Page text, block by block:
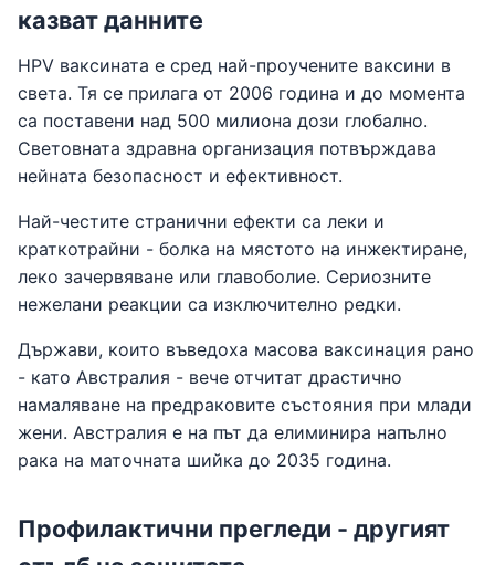
казват данните
HPV ваксината е сред най-проучените ваксини в
света. Тя се прилага от 2006 година и до момента
са поставени над 500 милиона дози глобално.
Световната здравна организация потвърждава
нейната безопасност и ефективност.
Най-честите странични ефекти са леки и
краткотрайни - болка на мястото на инжектиране,
леко зачервяване или главоболие. Сериозните
нежелани реакции са изключително редки.
Държави, които въведоха масова ваксинация рано
- като Австралия - вече отчитат драстично
намаляване на предраковите състояния при млади
жени. Австралия е на път да елиминира напълно
рака на маточната шийка до 2035 година.
Профилактични прегледи - другият